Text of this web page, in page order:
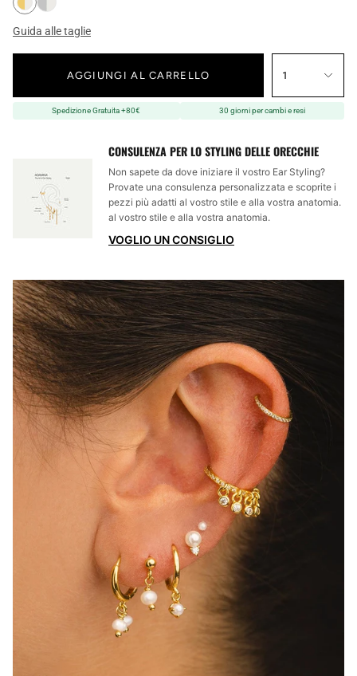
Guida alle taglie
1
AGGIUNGI AL CARRELLO
Spedizione Gratuita +80€ 30 giorni per cambi e resi
CONSULENZA PER LO STYLING DELLE ORECCHIE
Non sapete da dove iniziare il vostro Ear Styling?
Provate una consulenza personalizzata e scoprite i
pezzi più adatti al vostro stile e alla vostra anatomia.
al vostro stile e alla vostra anatomia.
VOGLIO UN CONSIGLIO